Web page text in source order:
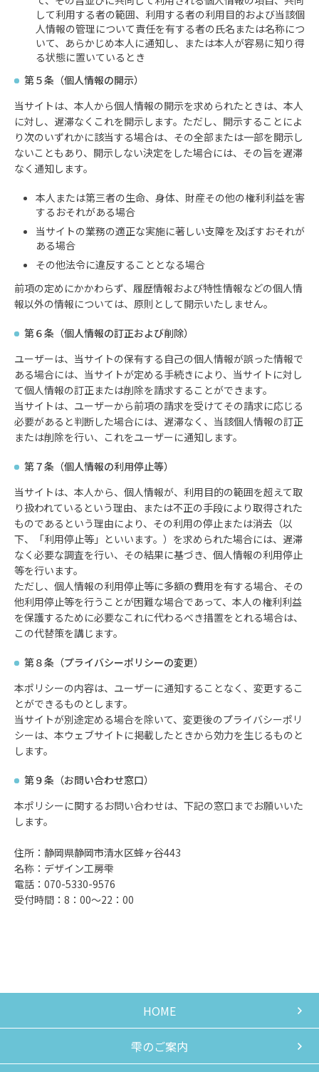
して利用する者の範囲、利用する者の利用目的および当該個
人情報の管理について責任を有する者の氏名または名称につ
いて、あらかじめ本人に通知し、または本人が容易に知り得
る状態に置いているとき
第５条（個人情報の開示）
当サイトは、本人から個人情報の開示を求められたときは、本人
に対し、遅滞なくこれを開示します。ただし、開示することによ
り次のいずれかに該当する場合は、その全部または一部を開示し
ないこともあり、開示しない決定をした場合には、その旨を遅滞
なく通知します。
本人または第三者の生命、身体、財産その他の権利利益を害
するおそれがある場合
当サイトの業務の適正な実施に著しい支障を及ぼすおそれが
ある場合
その他法令に違反することとなる場合
前項の定めにかかわらず、履歴情報および特性情報などの個人情
報以外の情報については、原則として開示いたしません。
第６条（個人情報の訂正および削除）
ユーザーは、当サイトの保有する自己の個人情報が誤った情報で
ある場合には、当サイトが定める手続きにより、当サイトに対し
て個人情報の訂正または削除を請求することができます。
当サイトは、ユーザーから前項の請求を受けてその請求に応じる
必要があると判断した場合には、遅滞なく、当該個人情報の訂正
または削除を行い、これをユーザーに通知します。
第７条（個人情報の利用停止等）
当サイトは、本人から、個人情報が、利用目的の範囲を超えて取
り扱われているという理由、または不正の手段により取得された
ものであるという理由により、その利用の停止または消去（以
下、「利用停止等」といいます。）を求められた場合には、遅滞
なく必要な調査を行い、その結果に基づき、個人情報の利用停止
等を行います。
ただし、個人情報の利用停止等に多額の費用を有する場合、その
他利用停止等を行うことが困難な場合であって、本人の権利利益
を保護するために必要なこれに代わるべき措置をとれる場合は、
この代替策を講じます。
第８条（プライバシーポリシーの変更）
本ポリシーの内容は、ユーザーに通知することなく、変更するこ
とができるものとします。
当サイトが別途定める場合を除いて、変更後のプライバシーポリ
シーは、本ウェブサイトに掲載したときから効力を生じるものと
します。
第９条（お問い合わせ窓口）
本ポリシーに関するお問い合わせは、下記の窓口までお願いいた
します。
住所：静岡県静岡市清水区蜂ヶ谷443
名称：デザイン工房雫
電話：070-5330-9576
受付時間：8：00～22：00
HOME
雫のご案内